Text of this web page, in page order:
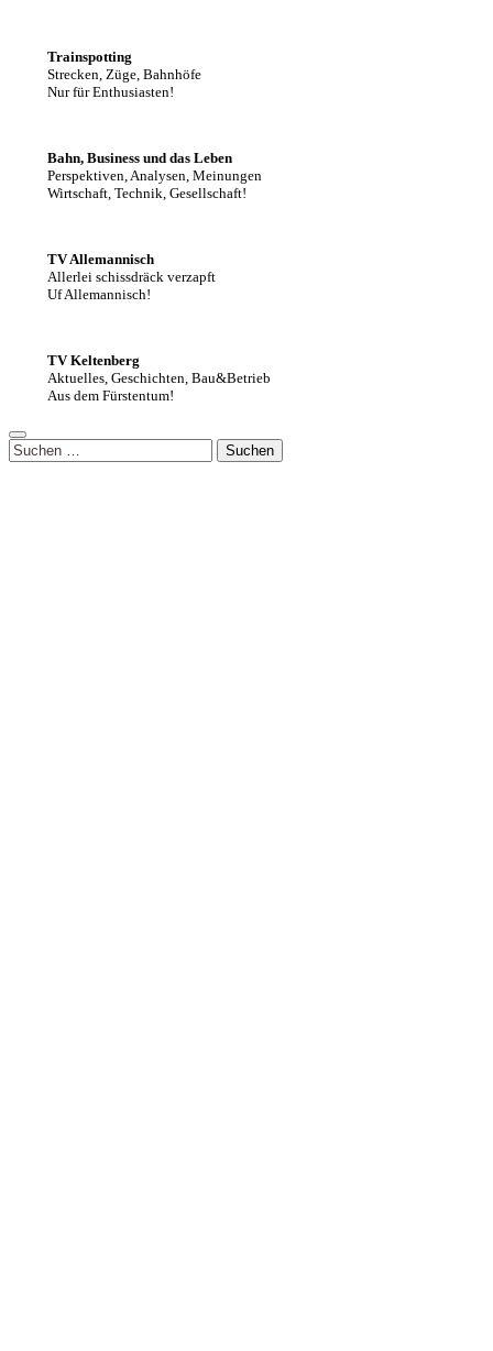
Trainspotting
Strecken, Züge, Bahnhöfe
Nur für Enthusiasten!
Bahn, Business und das Leben
Perspektiven, Analysen, Meinungen
Wirtschaft, Technik, Gesellschaft!
TV Allemannisch
Allerlei schissdräck verzapft
Uf Allemannisch!
TV Keltenberg
Aktuelles, Geschichten, Bau&Betrieb
Aus dem Fürstentum!
Suchen
nach: